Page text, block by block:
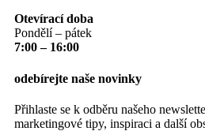
Otevírací doba
Pondělí – pátek
7:00 – 16:00
odebírejte naše novinky
Přihlaste se k odběru našeho
marketingové tipy, inspiraci a další